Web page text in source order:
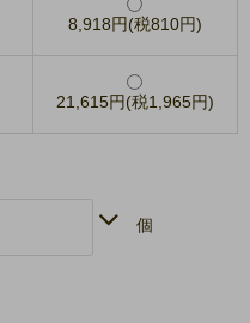
8,918円(税810円)
21,615円(税1,965円)
個